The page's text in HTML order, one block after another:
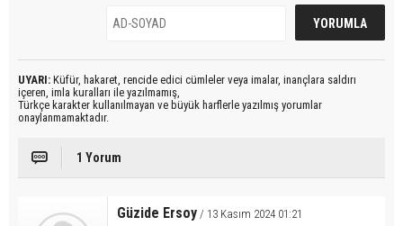
UYARI: Küfür, hakaret, rencide edici cümleler veya imalar, inançlara saldırı
içeren, imla kuralları ile yazılmamış,
Türkçe karakter kullanılmayan ve büyük harflerle yazılmış yorumlar
onaylanmamaktadır.
1 Yorum
Güzide Ersoy / 13 Kasım 2024 01:21